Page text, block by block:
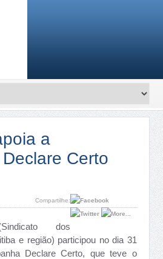
a
Certo
Compartilhe:
dos
e região) participou no dia 31
Declare Certo, que teve o